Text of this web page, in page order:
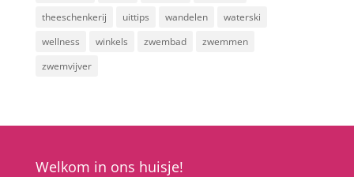
theeschenkerij
uittips wandelen
waterski
wellness
winkels zwembad
zwemmen
zwemvijver
Welkom in ons huisje!